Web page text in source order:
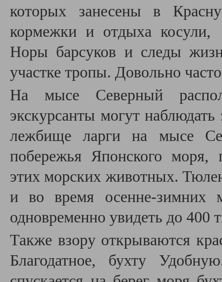
которых занесены в
кормежки и отдыха косули,
Норы барсуков и следы
участке тропы. Довольно
На мысе Северный
экскурсанты могут
лежбище ларги на мысе
побережья Японского моря,
этих морских животных.
и во время осенне-
одновременно увидеть до 400
Также взору открываются
Благодатное, бухту